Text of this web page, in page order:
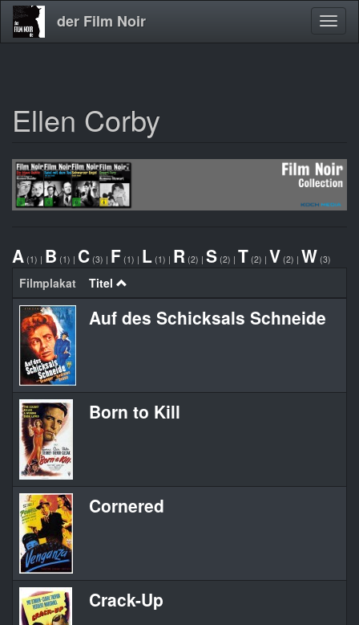
Direkt
zum
der Film Noir
Ellen Corby
A (1) | B (1) | C (3) | F (1) | L (1) | R (2) | S (2) | T (2) | V (2) | W (3)
Filmplakat Titel
Auf des Schicksals Schneide
Born to Kill
Cornered
Crack-Up